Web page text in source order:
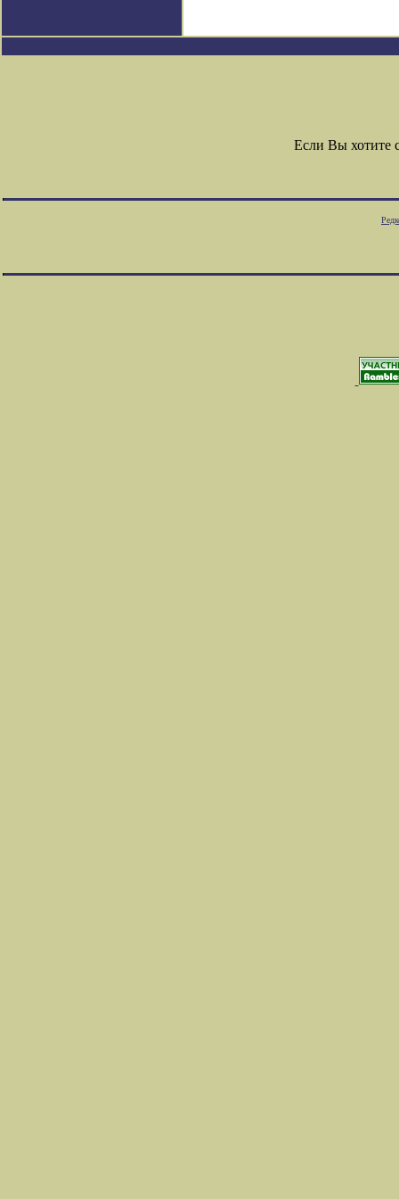
Если Вы хотите